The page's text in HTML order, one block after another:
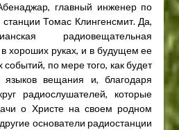
главный инженер по
Томас Клингенсмит. Да,
радиовещательная
хороших руках, и в будущем ее
по мере того, как будет
языков вещания и, благодаря
радиослушателей, которые
о Христе на своем родном
основатели радиостанции